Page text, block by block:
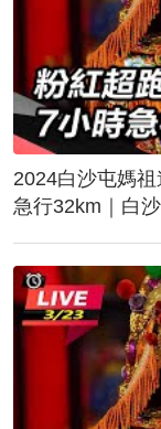
2024白沙屯媽
急行32km｜白